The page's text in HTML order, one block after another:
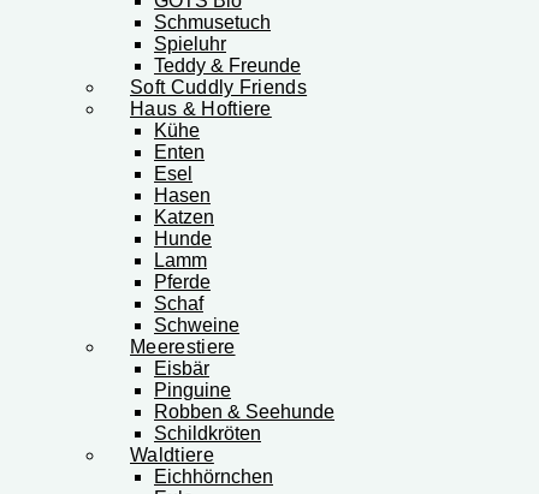
Schmusetuch
Spieluhr
Teddy & Freunde
Soft Cuddly Friends
Haus & Hoftiere
Kühe
Enten
Esel
Hasen
Katzen
Hunde
Lamm
Pferde
Schaf
Schweine
Meerestiere
Eisbär
Pinguine
Robben & Seehunde
Schildkröten
Waldtiere
Eichhörnchen